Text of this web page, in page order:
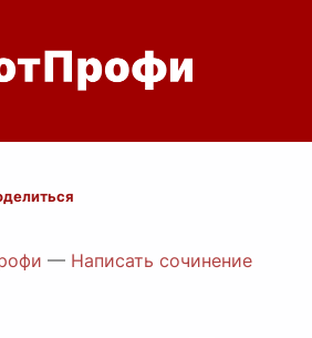
— Написать сочинение